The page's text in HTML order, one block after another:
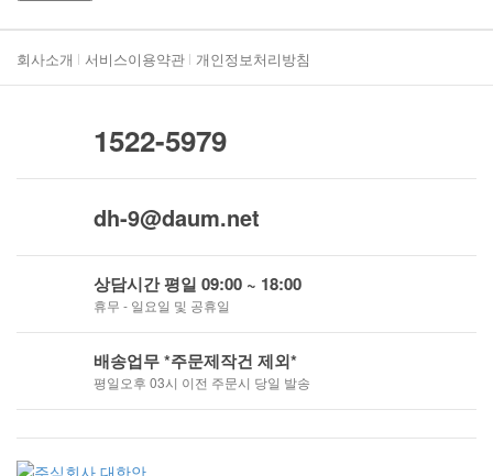
회사소개 서비스이용약관 개인정보처리방침
1522-5979
dh-9@daum.net
상담시간 평일 09:00 ~ 18:00
휴무 - 일요일 및 공휴일
배송업무 *주문제작건 제외*
평일오후 03시 이전 주문시 당일 발송